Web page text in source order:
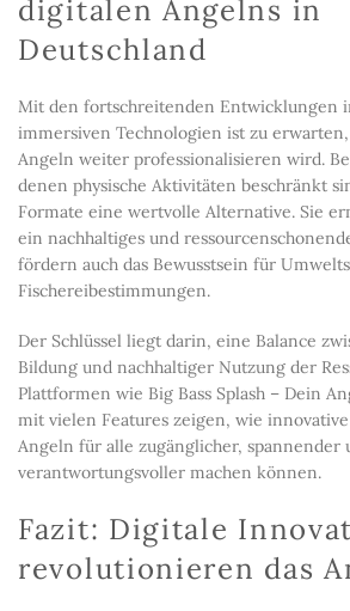
digitalen Angelns in
Deutschland
Mit den fortschreitenden Entwicklungen
immersiven Technologien ist zu erwarten,
Angeln weiter professionalisieren wird.
denen physische Aktivitäten beschränkt
Formate eine wertvolle Alternative. Sie
ein nachhaltiges und
fördern auch das Bewusstsein für
Fischereibestimmungen.
Der Schlüssel liegt darin, eine Balance
Bildung und nachhaltiger Nutzung der
Plattformen wie Big Bass Splash – Dein
mit vielen Features zeigen, wie
Angeln für alle zugänglicher, spannender
verantwortungsvoller machen können.
Fazit: Digitale
revolutionieren das